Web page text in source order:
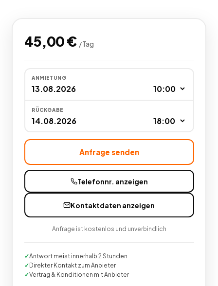
45,00€ /Tag
ANMIETUNG
RÜCKGABE
Anfrage senden
Telefonnr. anzeigen
Kontaktdaten anzeigen
Anfrage ist kostenlos und unverbindlich
Antwort meist innerhalb 2 Stunden
Direkter Kontakt zum Anbieter
Vertrag & Konditionen mit Anbieter